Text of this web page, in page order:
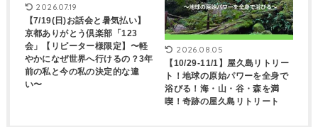
2026.07.19
【7/19(日)お話会と暑気払い】
京都ありがとう倶楽部「123
会」【リピーター様限定】〜軽
やかになぜ世界へ行けるの？3年
前の私と今の私の決定的な違
い〜
2026.08.05
【10/29-11/1】屋久島リトリー
ト！地球の原始パワーを全身で
浴びる！海・山・谷・森を満
喫！奇跡の屋久島リトリート